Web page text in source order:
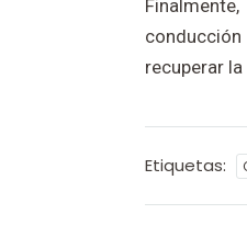
recuperar
Etiquetas: